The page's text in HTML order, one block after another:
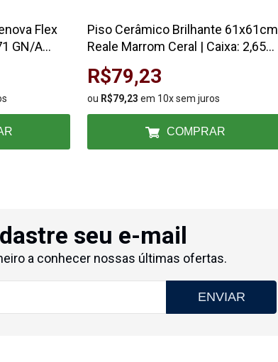
Flex
GN/A
Piso Cerâmico Brilhante 61x61cm
Reale Marrom Ceral | Caixa: 2,65
R$79,23
ou R$79,23 em 10x sem juros
COMPRAR
seu e-mail
a conhecer nossas últimas ofertas.
ENVIAR